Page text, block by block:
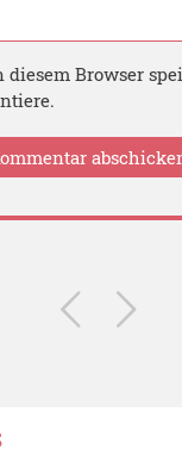
diesem Browser